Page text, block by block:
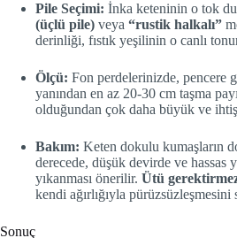
Pile Seçimi: İnka keteninin o tok
(üçlü pile) veya “rustik halkalı”
derinliği, fıstık yeşilinin o canlı
Ölçü: Fon perdelerinizde, pencere
yanından en az 20-30 cm taşma
olduğundan çok daha büyük ve
Bakım: Keten dokulu kumaşların
derecede, düşük devirde ve hassas
yıkanması önerilir. Ütü
kendi ağırlığıyla pürüzsüzleşmesini
Sonuç